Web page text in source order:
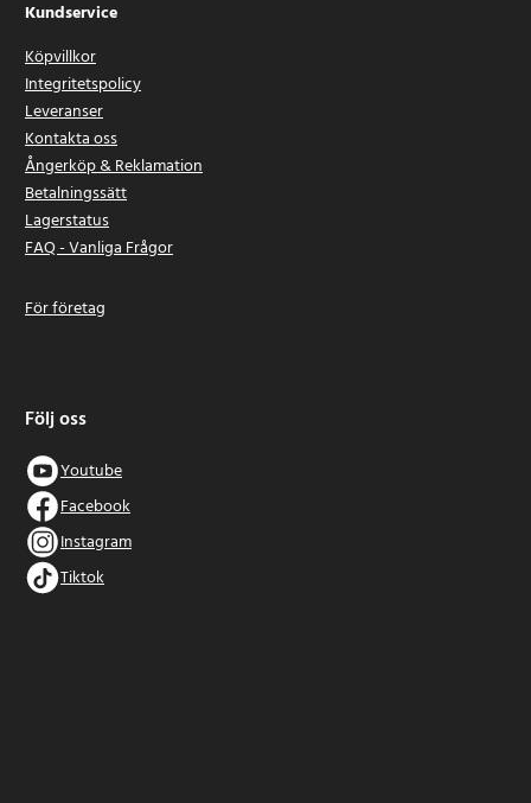
Kundservice
Köpvillkor
Integritetspolicy
Leveranser
Kontakta oss
Ångerköp & Reklamation
Betalningssätt
Lagerstatus
FAQ - Vanliga Frågor
För företag
Följ oss
Youtube
Facebook
Instagram
Tiktok